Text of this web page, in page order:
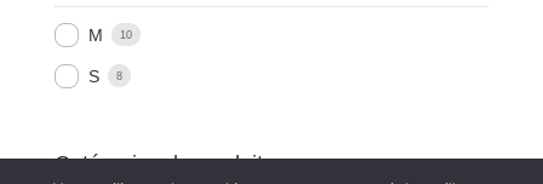
M 10
S 8
Catégories de produits